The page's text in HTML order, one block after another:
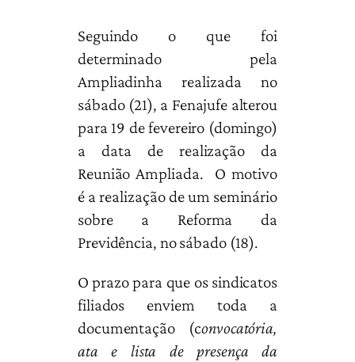
Seguindo o que foi
determinado pela
Ampliadinha realizada no
sábado (21), a Fenajufe alterou
para 19 de fevereiro (domingo)
a data de realização da
Reunião Ampliada. O motivo
é a realização de um seminário
sobre a Reforma da
Previdência, no sábado (18).
O prazo para que os sindicatos
filiados enviem toda a
documentação (convocatória,
ata e lista de presença da